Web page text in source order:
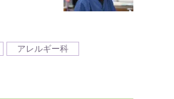
アレルギー科